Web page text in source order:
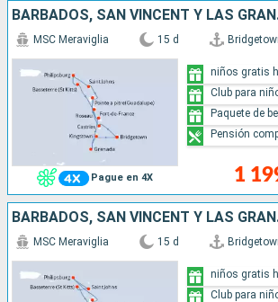
BARBADOS, SAN
Pague en 4X
MSC Meraviglia 15 d
1
niños gratis
Club para
Paquete de
Pensión
BARBADOS, SAN
MSC Meraviglia 15 d
niños gratis
Club para